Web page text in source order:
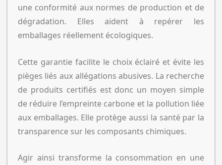
une conformité aux normes de production et de
dégradation. Elles aident à repérer les
emballages réellement écologiques.
Cette garantie facilite le choix éclairé et évite les
pièges liés aux allégations abusives. La recherche
de produits certifiés est donc un moyen simple
de réduire l’empreinte carbone et la pollution liée
aux emballages. Elle protège aussi la santé par la
transparence sur les composants chimiques.
Agir ainsi transforme la consommation en une